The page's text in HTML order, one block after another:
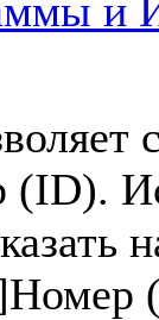
и
(ID).
Номер